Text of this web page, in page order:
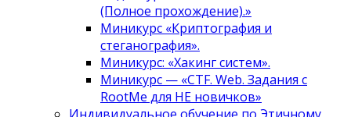
(Полное прохождение).»
Миникурс «Криптография и
стеганография».
Миникурс: «Хакинг систем».
Миникурс — «CTF. Web. Задания с
RootMe для НЕ новичков»